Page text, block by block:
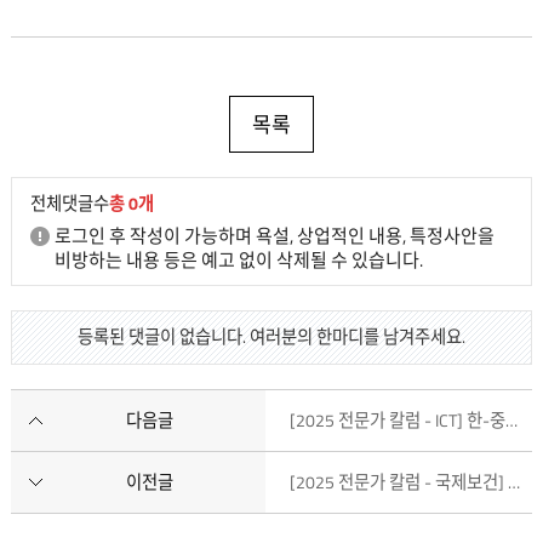
목록
전체댓글수총 0개
로그인 후 작성이 가능하며 욕설, 상업적인 내용, 특정사안을
비방하는 내용 등은 예고 없이 삭제될 수 있습니다.
등록된 댓글이 없습니다. 여러분의 한마디를 남겨주세요.
다음글 [2025 전문가 칼럼 - ICT] 한-중앙아 ICT 협력, 교실에서 시작하는 미래
이전글 [2025 전문가 칼럼 - 국제보건] 지난 3년간의 '중앙아시아 전통의학 협력사업'을 돌아보며